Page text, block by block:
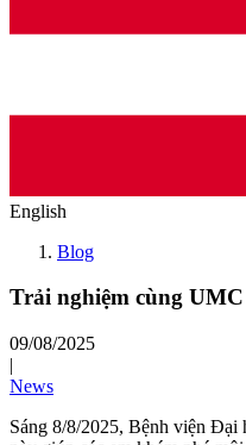
English
Blog
Trải nghiệm cùng
09/08/2025
|
News
Sáng 8/8/2025, Bệnh viện